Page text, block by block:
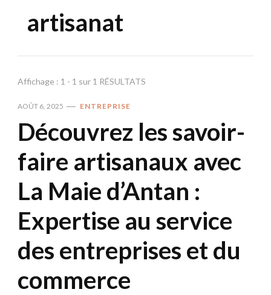
artisanat
Affichage : 1 - 1 sur 1 RÉSULTATS
AOÛT 6, 2025 ENTREPRISE
Découvrez les savoir-
faire artisanaux avec
La Maie d’Antan :
Expertise au service
des entreprises et du
commerce